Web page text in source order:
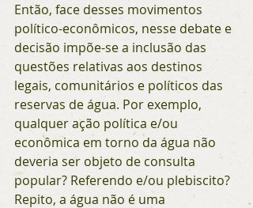
Então, face desses movimentos
político-econômicos, nesse debate e
decisão impõe-se a inclusão das
questões relativas aos destinos
legais, comunitários e políticos das
reservas de água. Por exemplo,
qualquer ação política e/ou
econômica em torno da água não
deveria ser objeto de consulta
popular? Referendo e/ou plebiscito?
Repito, a água não é uma